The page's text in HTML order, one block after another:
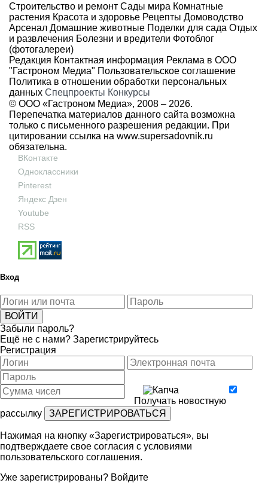
Строительство и ремонт Сады мира Комнатные
растения Красота и здоровье Рецепты Домоводство
Арсенал Домашние животные Поделки для сада Отдых
и развлечения Болезни и вредители Фотоблог
(фотогалереи)
Редакция Контактная информация Реклама в ООО
"Гастроном Медиа" Пользовательское соглашение
Политика в отношении обработки персональных
данных Спецпроекты Конкурсы
© ООО «Гастроном Медиа», 2008 – 2026.
Перепечатка материалов данного сайта возможна
только с письменного разрешения редакции. При
цитировании ссылка на www.supersadovnik.ru
обязательна.
ВКонтакте
Одноклассники
Pinterest
Яндекс Дзен
Youtube
RSS
Вход
Забыли пароль?
Ещё не с нами? Зарегистрируйтесь
Регистрация
Получать новостную
рассылку
Нажимая на кнопку «Зарегистрироваться», вы
подтверждаете свое согласия с условиями
пользовательского соглашения.
Уже зарегистрированы? Войдите